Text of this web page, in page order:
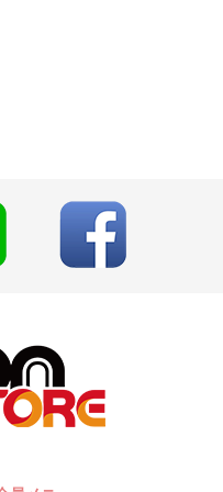
ます。
）が必要となります。
ホ決済」のみとなります。
払い方法をご案内させてい
キャンセル扱いとして手続